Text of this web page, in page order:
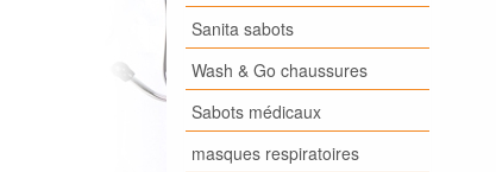
Sanita sabots
Wash & Go chaussures
Sabots médicaux
masques respiratoires